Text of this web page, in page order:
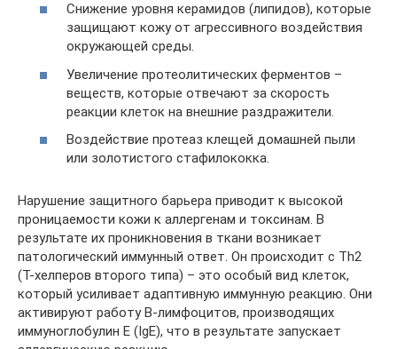
Снижение уровня керамидов (липидов), которые
защищают кожу от агрессивного воздействия
окружающей среды.
Увеличение протеолитических ферментов –
веществ, которые отвечают за скорость
реакции клеток на внешние раздражители.
Воздействие протеаз клещей домашней пыли
или золотистого стафилококка.
Нарушение защитного барьера приводит к высокой
проницаемости кожи к аллергенам и токсинам. В
результате их проникновения в ткани возникает
патологический иммунный ответ. Он происходит с Th2
(Т-хелперов второго типа) – это особый вид клеток,
который усиливает адаптивную иммунную реакцию. Они
активируют работу В-лимфоцитов, производящих
иммуноглобулин Е (IgE), что в результате запускает